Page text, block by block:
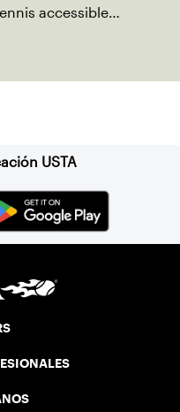
accessible
USTA